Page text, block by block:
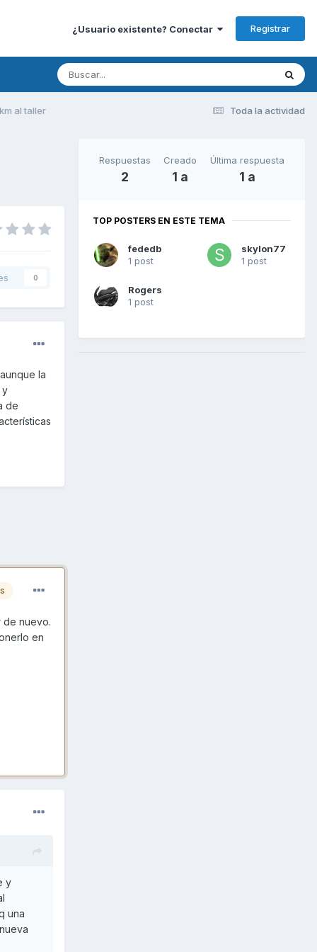
¿Usuario existente? Conectar Registrar
Toda la actividad
al taller
0
la
y
de
de nuevo.
en
y
una
Respuestas
2
Creado
1 a
Última respuesta
1 a
TOP POSTERS EN ESTE TEMA
fededb
1 post
skylon77
1 post
Rogers
1 post